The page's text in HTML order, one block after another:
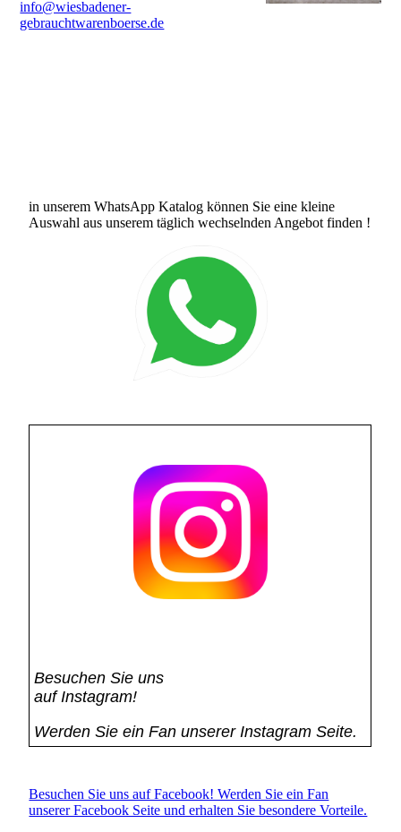
info@wiesbadener-
gebrauchtwarenboerse.de
in unserem WhatsApp Katalog können Sie eine kleine
Auswahl aus unserem täglich wechselnden Angebot finden !
Besuchen Sie uns
auf Instagram!
Werden Sie ein Fan unserer Instagram Seite.
Besuchen Sie uns auf Facebook! Werden Sie ein Fan
unserer Facebook Seite und erhalten Sie besondere Vorteile.